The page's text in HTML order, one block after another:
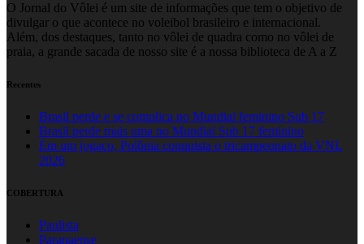
O Jornal do Vôlei é um site de informações que tem o objetivo de
divulgar o que acontece no voleibol brasileiro e internacional.
Além, dos destaques, tanto no vôlei de quadra como no vôlei de
praia, a grande sacada de nosso site é a nossa biblioteca de A a Z
Recentes
Brasil perde e se complica no Mundial feminino Sub 17
Brasil perde mais uma no Mundial Sub 17 feminino
Em um jogaço, Polônia conquista o tricampeonato da VNL
2026
COBERTURA
Paulista
Paranaense